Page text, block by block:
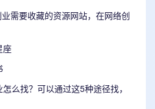
需要收藏的资源网站，在网络创
座
么找？可以通过这5种途径找，